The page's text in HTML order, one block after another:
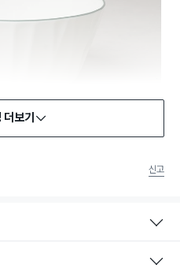
서 정한 규격에 따라 제조되어 식품 또
있는 식품용기구라는 표시입니다.
보기
신고